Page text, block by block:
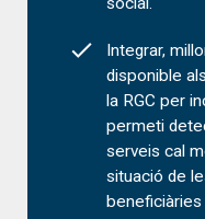
Integrar,
disponible
la RGC per
permeti
serveis cal
situació de
beneficiàries